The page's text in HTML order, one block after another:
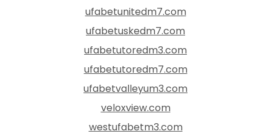
ufabetunitedm7.com
ufabetuskedm7.com
ufabetutoredm3.com
ufabetutoredm7.com
ufabetvalleyum3.com
veloxview.com
westufabetm3.com